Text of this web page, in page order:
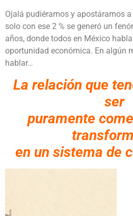
Ojalá pudiéramos y apostáramos
solo con ese 2 % se generó un
años, donde todos en México
oportunidad económica. En algún
hablar…
La relación que
ser
puramente
en un sistema de